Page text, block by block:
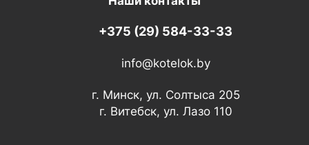
+375 (29) 584-33-33
info@kotelok.by
г. Минск, ул. Солтыса 205
г. Витебск, ул. Лазо 110